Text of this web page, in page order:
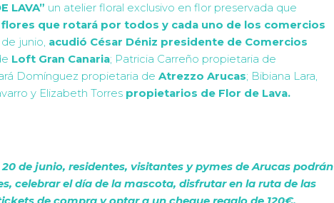
LAVA” un atelier floral exclusivo en flor preservada que
que rotará por todos y cada uno de los comercios
junio, acudió César Déniz presidente de Comercios
Loft Gran Canaria; Patricia Carreño propietaria de
Domínguez propietaria de Atrezzo Arucas; Bibiana Lara,
y Elizabeth Torres propietarios de Flor de Lava.
de junio, residentes, visitantes y pymes de Arucas podrán
celebrar el día de la mascota, disfrutar en la ruta de las